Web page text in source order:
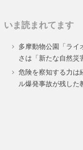
いま読まれてます
多摩動物公園「ライ
さは「新たな自然災
危険を察知する力は
ル爆発事故が残した